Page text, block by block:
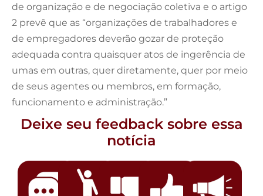
de organização e de negociação coletiva e o artigo
2 prevê que as “organizações de trabalhadores e
de empregadores deverão gozar de proteção
adequada contra quaisquer atos de ingerência de
umas em outras, quer diretamente, quer por meio
de seus agentes ou membros, em formação,
funcionamento e administração.”
Deixe seu feedback sobre essa
notícia